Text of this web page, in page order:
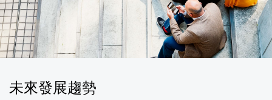
未來發展趨勢